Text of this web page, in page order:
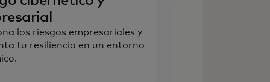
los riesgos empresariales y
tu resiliencia en un entorno